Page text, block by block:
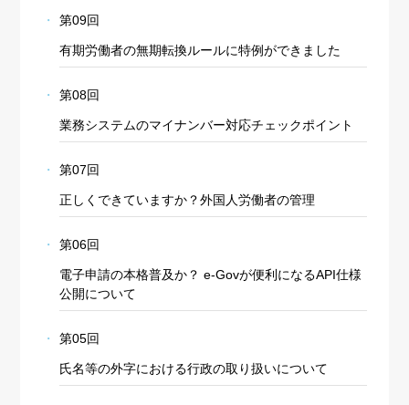
第09回
有期労働者の無期転換ルールに特例ができました
第08回
業務システムのマイナンバー対応チェックポイント
第07回
正しくできていますか？外国人労働者の管理
第06回
電子申請の本格普及か？ e-Govが便利になるAPI仕様
公開について
第05回
氏名等の外字における行政の取り扱いについて